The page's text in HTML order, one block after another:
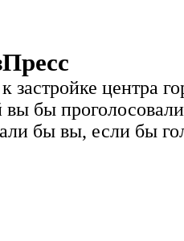
застройке центра
вы бы
бы вы, если бы